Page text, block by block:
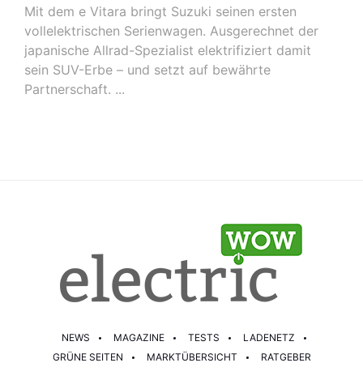
Mit dem e Vitara bringt Suzuki seinen ersten
vollelektrischen Serienwagen. Ausgerechnet der
japanische Allrad-Spezialist elektrifiziert damit
sein SUV-Erbe – und setzt auf bewährte
Partnerschaft. ...
NEWS MAGAZINE TESTS
LADENETZ
GRÜNE SEITEN
MARKTÜBERSICHT RATGEBER